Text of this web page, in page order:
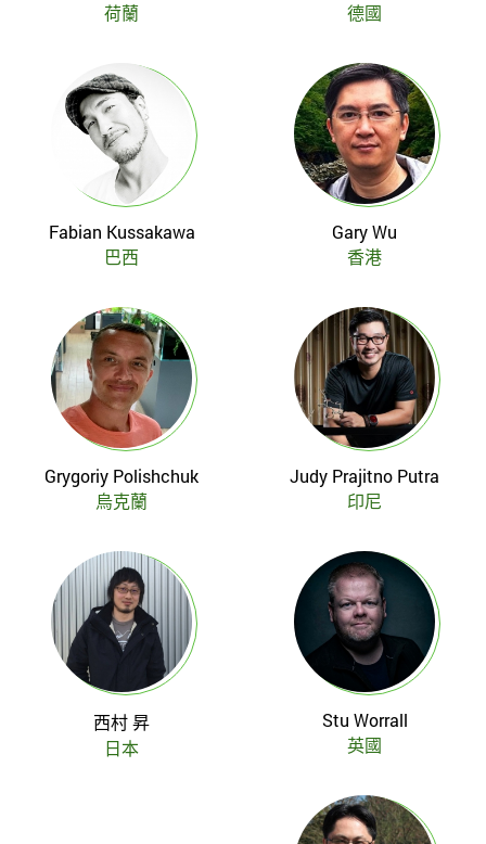
荷蘭
德國
Fabian Kussakawa
巴西
Gary Wu
香港
Grygoriy Polishchuk
烏克蘭
Judy Prajitno Putra
印尼
西村 昇
日本
Stu Worrall
英國